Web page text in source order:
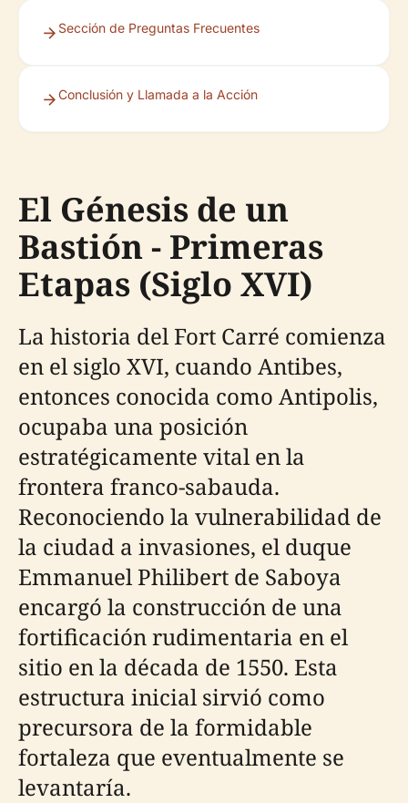
Sección de Preguntas Frecuentes
Conclusión y Llamada a la Acción
El Génesis de un
Bastión - Primeras
Etapas (Siglo XVI)
La historia del Fort Carré comienza
en el siglo XVI, cuando Antibes,
entonces conocida como Antipolis,
ocupaba una posición
estratégicamente vital en la
frontera franco-sabauda.
Reconociendo la vulnerabilidad de
la ciudad a invasiones, el duque
Emmanuel Philibert de Saboya
encargó la construcción de una
fortificación rudimentaria en el
sitio en la década de 1550. Esta
estructura inicial sirvió como
precursora de la formidable
fortaleza que eventualmente se
levantaría.